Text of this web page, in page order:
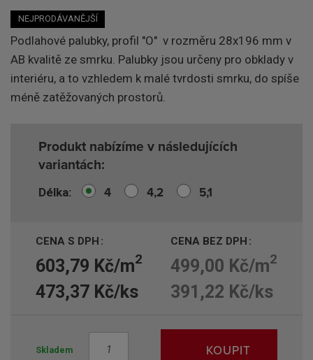
NEJPRODÁVANĚJŠÍ
Podlahové palubky, profil "O" v rozměru 28x196 mm v
AB kvalitě ze smrku. Palubky jsou určeny pro obklady v
interiéru, a to vzhledem k malé tvrdosti smrku, do spíše
méně zatěžovaných prostorů.
Produkt nabízíme v následujících
variantách:
Délka 4 4,2 5,1
CENA S DPH
603,79 Kč/m2
473,37 Kč/ks
CENA BEZ DPH
499,00 Kč/m2
391,22 Kč/ks
Skladem KOUPIT